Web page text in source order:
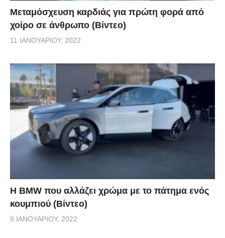
Μεταμόσχευση καρδιάς για πρώτη φορά από
χοίρο σε άνθρωπο (Βίντεο)
11 ΙΑΝΟΥΑΡΊΟΥ, 2022
Η BMW που αλλάζει χρώμα με το πάτημα ενός
κουμπιού (Βίντεο)
6 ΙΑΝΟΥΑΡΊΟΥ, 2022